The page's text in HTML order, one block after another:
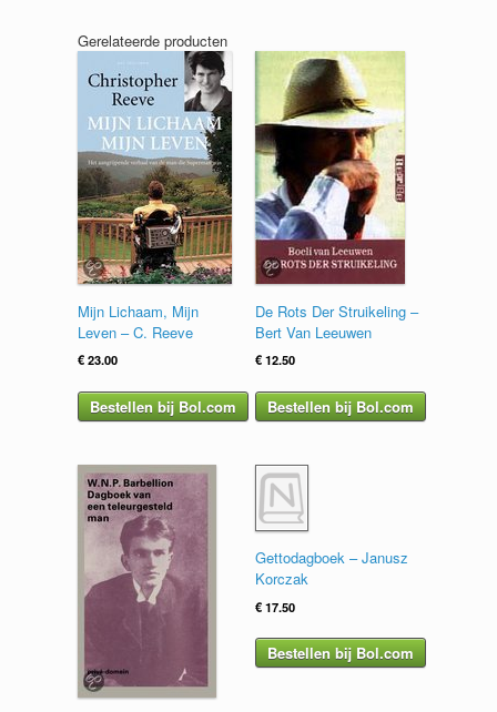
Gerelateerde producten
Mijn Lichaam, Mijn
Leven – C. Reeve
€23.00
Bestellen bij Bol.com
De Rots Der Struikeling –
Bert Van Leeuwen
€12.50
Bestellen bij Bol.com
Gettodagboek – Janusz
Korczak
€17.50
Bestellen bij Bol.com